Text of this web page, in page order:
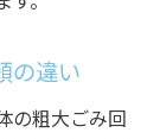
の違い
の粗大ごみ回